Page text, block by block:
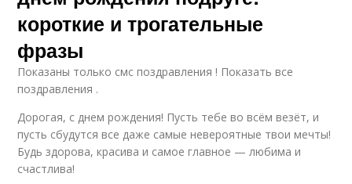
короткие и трогательные
фразы
Показаны только смс поздравления ! Показать все
поздравления .
Дорогая, с днем рождения! Пусть тебе во всём везёт, и
пусть сбудутся все даже самые невероятные твои мечты!
Будь здорова, красива и самое главное — любима и
счастлива!